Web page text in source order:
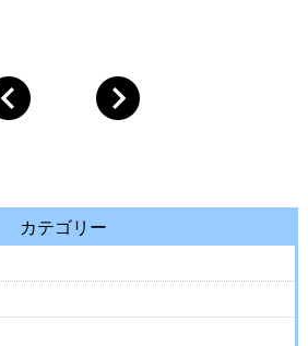
カテゴリー